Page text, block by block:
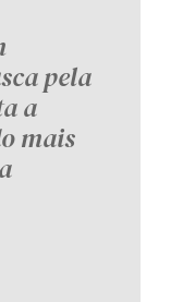
pela
a
mais